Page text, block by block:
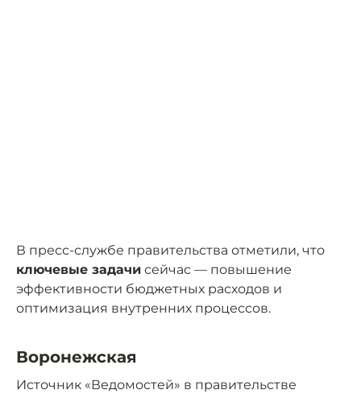
В пресс-службе правительства отметили, что
ключевые задачи сейчас — повышение
эффективности бюджетных расходов и
оптимизация внутренних процессов.
Воронежская
Источник «Ведомостей» в правительстве